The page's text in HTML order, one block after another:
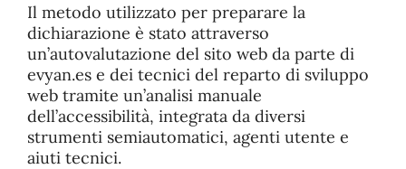
Il metodo utilizzato per preparare la
dichiarazione è stato attraverso
un’autovalutazione del sito web da parte di
evyan.es e dei tecnici del reparto di sviluppo
web tramite un’analisi manuale
dell’accessibilità, integrata da diversi
strumenti semiautomatici, agenti utente e
aiuti tecnici.